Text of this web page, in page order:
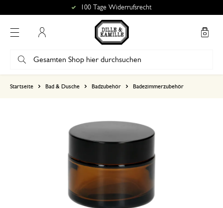
100 Tage Widerrufsrecht
Startseite Bad & Dusche Badzubehör Badezimmerzubehör